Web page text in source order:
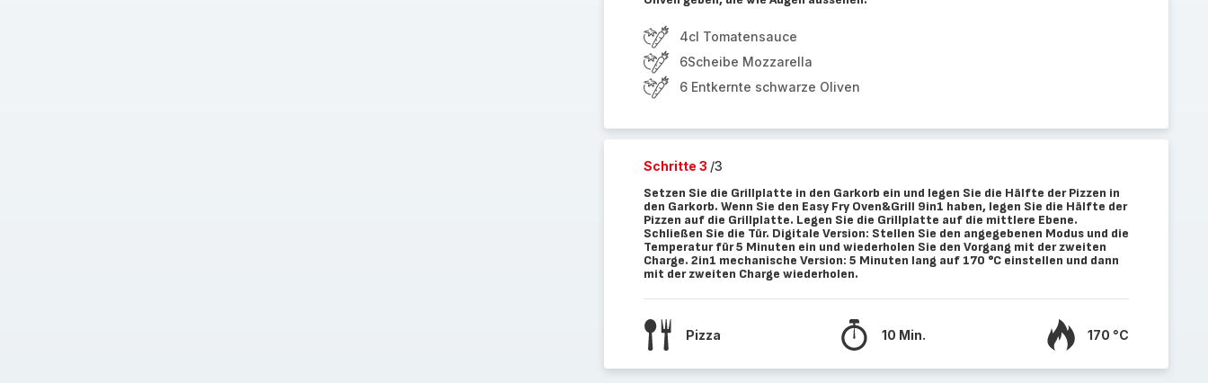
4cl Tomatensauce
6Scheibe Mozzarella
6 Entkernte schwarze Oliven
Schritte 3 /3
Setzen Sie die Grillplatte in den Garkorb ein und legen Sie die Hälfte der Pizzen in
den Garkorb. Wenn Sie den Easy Fry Oven&Grill 9in1 haben, legen Sie die Hälfte der
Pizzen auf die Grillplatte. Legen Sie die Grillplatte auf die mittlere Ebene.
Schließen Sie die Tür. Digitale Version: Stellen Sie den angegebenen Modus und die
Temperatur für 5 Minuten ein und wiederholen Sie den Vorgang mit der zweiten
Charge. 2in1 mechanische Version: 5 Minuten lang auf 170 °C einstellen und dann
mit der zweiten Charge wiederholen.
Pizza 10 Min. 170 °C